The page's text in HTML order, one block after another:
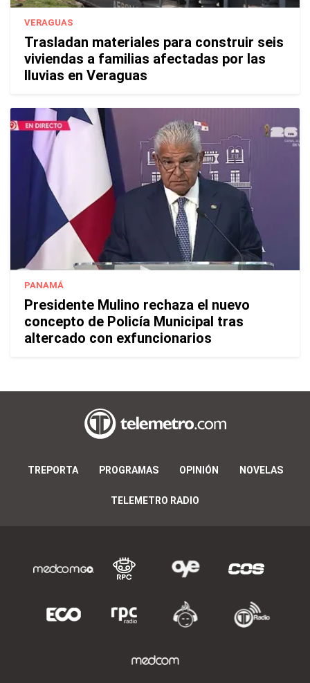
VERAGUAS
Trasladan materiales para construir seis
viviendas a familias afectadas por las
lluvias en Veraguas
PANAMÁ
Presidente Mulino rechaza el nuevo
concepto de Policía Municipal tras
altercado con exfuncionarios
TREPORTA PROGRAMAS OPINIÓN NOVELAS
TELEMETRO RADIO